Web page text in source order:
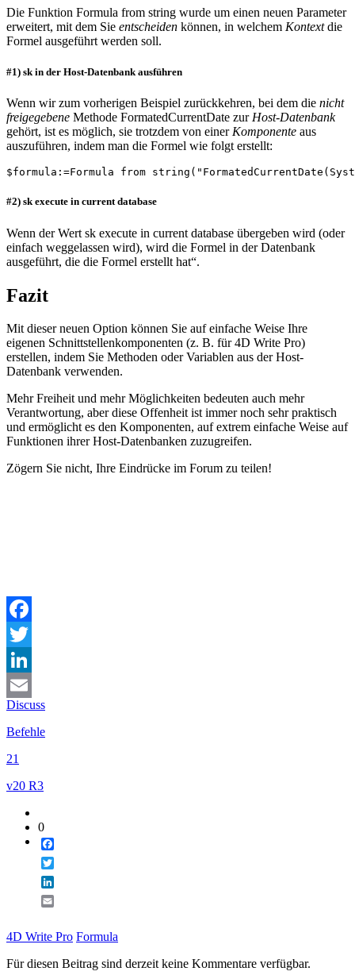
Die Funktion Formula from string wurde um einen neuen Parameter
erweitert, mit dem Sie entscheiden können, in welchem Kontextdie
Formel ausgeführt werden soll.
#1) sk in der Host-Datenbank ausführen
Wenn wir zum vorherigen Beispiel zurückkehren, bei dem die nicht
freigegebene Methode FormatedCurrentDate zur Host-Datenbank
gehört, ist es möglich, sie trotzdem von einer Komponente aus
auszuführen, indem man die Formel wie folgt erstellt:
$formula:=Formula from
#2) sk execute in current database
Wenn der Wert sk execute in current database übergeben wird (oder
einfach weggelassen wird), wird die Formel in der Datenbank
ausgeführt, die die Formel erstellt hat“.
Fazit
Mit dieser neuen Option können Sie auf einfache Weise Ihre
eigenen Schnittstellenkomponenten (z. B. für 4D Write Pro)
erstellen, indem Sie Methoden oder Variablen aus der Host-
Datenbank verwenden.
Mehr Freiheit und mehr Möglichkeiten bedeuten auch mehr
Verantwortung, aber diese Offenheit ist immer noch sehr praktisch
und ermöglicht es den Komponenten, auf extrem einfache Weise auf
Funktionen ihrer Host-Datenbanken zuzugreifen.
Zögern Sie nicht, Ihre Eindrücke im Forum zu teilen!
Facebook
Twitter
LinkedIn
Email
Discuss
Befehle
21
v20 R3
0
4D Write Pro Formula
Für diesen Beitrag sind derzeit keine Kommentare verfügbar.